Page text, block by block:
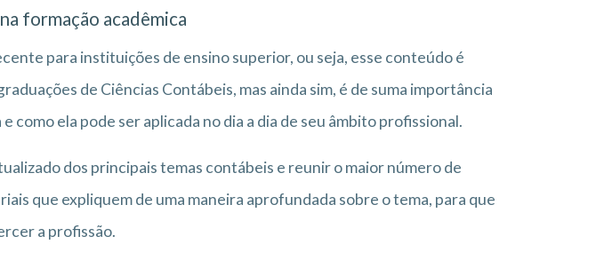
formação acadêmica
para instituições de ensino superior, ou seja, esse conteúdo é
de Ciências Contábeis, mas ainda sim, é de suma importância
como ela pode ser aplicada no dia a dia de seu âmbito profissional.
dos principais temas contábeis e reunir o maior número de
que expliquem de uma maneira aprofundada sobre o tema, para que
a profissão.